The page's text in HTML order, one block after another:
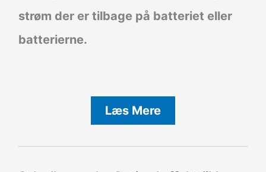
strøm der er tilbage på batteriet eller
batterierne.
Læs Mere